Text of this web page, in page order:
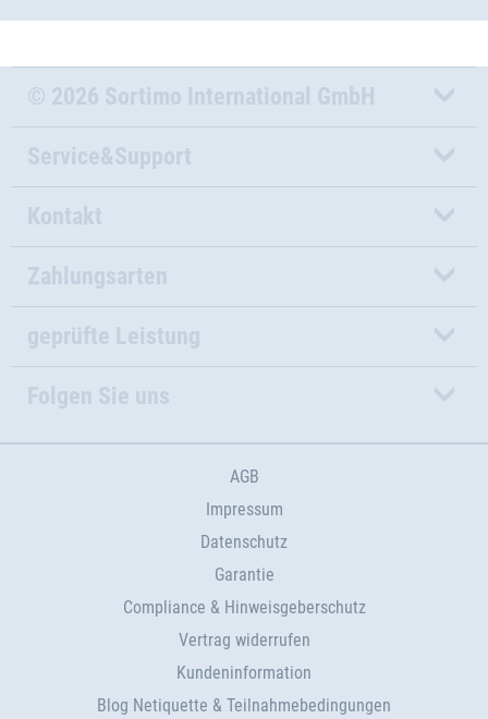
© 2026 Sortimo International GmbH
Service&Support
Kontakt
Zahlungsarten
geprüfte Leistung
Folgen Sie uns
AGB
Impressum
Datenschutz
Garantie
Compliance & Hinweisgeberschutz
Vertrag widerrufen
Kundeninformation
Blog Netiquette & Teilnahmebedingungen